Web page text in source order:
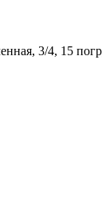
3/4, 15